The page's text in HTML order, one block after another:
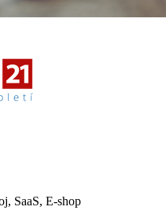
SaaS, E-shop